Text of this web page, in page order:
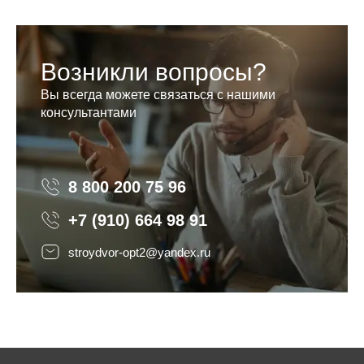
Возникли вопросы?
Вы всегда можете связаться с нашими
консультантами
8 800 200 75 96 8 800 200 75 96
+7 (910) 664 98 91
stroydvor-opt2@yandex.ru